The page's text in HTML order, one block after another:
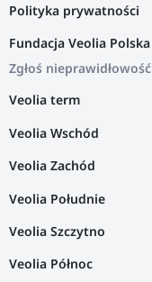
Polityka prywatności
Fundacja Veolia Polska
Zgłoś nieprawidłowość
Veolia term
Veolia Wschód
Veolia Zachód
Veolia Południe
Veolia Szczytno
Veolia Północ